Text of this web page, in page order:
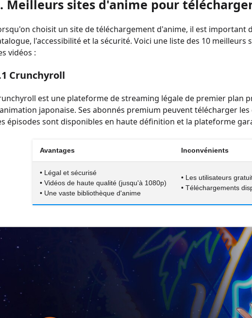
Meilleurs sites d'anime pour
choisit un site de téléchargement d'anime, il est important
l'accessibilité et la sécurité. Voici une liste des 10
vidéos :
Crunchyroll
est une plateforme de streaming légale de premier plan
japonaise. Ses abonnés premium peuvent télécharger
épisodes sont disponibles en haute définition et la plateforme
Avantages Inconvénients
• Légal et sécurisé
• Vidéos de haute qualité (jusqu'à 1080p)
• Une vaste bibliothèque d'anime
• Les utilisateurs
• Téléchargements